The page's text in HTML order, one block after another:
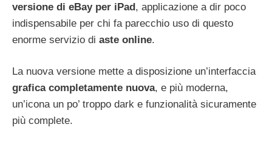
versione di eBay per iPad, applicazione a dir poco
indispensabile per chi fa parecchio uso di questo
enorme servizio di aste online.
La nuova versione mette a disposizione un’interfaccia
grafica completamente nuova, e più moderna,
un’icona un po’ troppo dark e funzionalità sicuramente
più complete.